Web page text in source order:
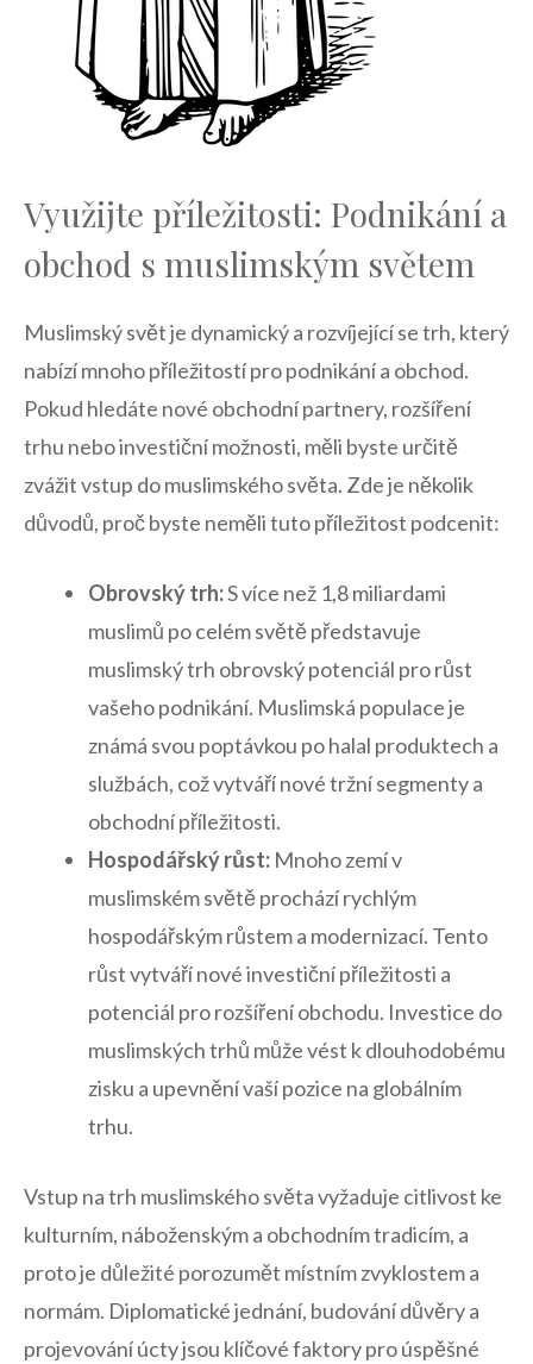
Využijte příležitosti: Podnikání a
obchod s⁤ muslimským ⁢světem
Muslimský svět je dynamický a⁢ rozvíjející se trh, ⁤který
​nabízí mnoho⁤ příležitostí pro podnikání a obchod.
Pokud⁤ hledáte nové obchodní partnery, rozšíření
trhu nebo investiční možnosti, měli byste určitě
zvážit vstup do muslimského světa. Zde je několik
důvodů, proč byste neměli tuto příležitost‍ podcenit:
Obrovský trh:S ⁢více než ⁤1,8 miliardami‌
muslimů po celém světě představuje
muslimský trh obrovský potenciál pro růst
vašeho podnikání. Muslimská populace je
známá⁤ svou poptávkou po halal produktech a
službách, což vytváří nové tržní segmenty a
obchodní příležitosti.
Hospodářský růst: Mnoho zemí ⁢v
muslimském světě prochází rychlým
hospodářským růstem a modernizací. Tento
růst vytváří nové investiční příležitosti a
potenciál pro rozšíření obchodu. Investice do
muslimských trhů může vést k dlouhodobému
zisku a upevnění vaší​ pozice na globálním
trhu.
Vstup na trh muslimského ⁢světa vyžaduje citlivost ke
kulturním, náboženským a obchodním‌ tradicím, a
proto je důležité porozumět místním zvyklostem a
normám. Diplomatické jednání, budování důvěry a⁤
projevování úcty jsou klíčové faktory pro úspěšné